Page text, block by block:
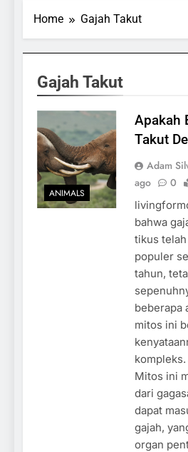
Home Gajah Takut
Gajah Takut
ANIMALS
Apakah
Takut
Adam
ago
0
bahwa
tikus
populer
tahun,
beberapa
mitos ini
Mitos ini
dari
dapat
gajah,
organ